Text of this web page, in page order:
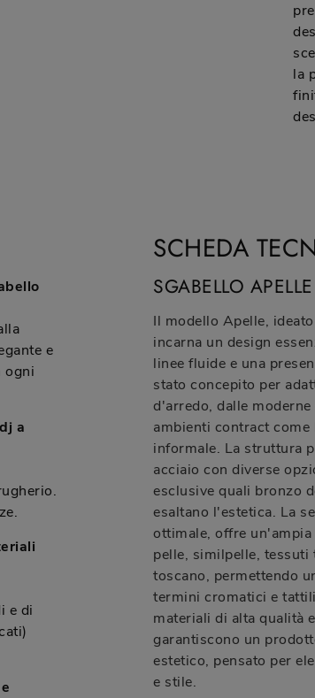
la
e
ogni
a
e di
SCHEDA
SGABELLO APELLE
Il modello Apelle,
incarna un design
linee fluide e una
stato concepito per
d'arredo, dalle
ambienti contract
informale. La struttura
acciaio con diverse
esclusive quali bronzo
esaltano l'estetica. La
ottimale, offre
pelle, similpelle, tessuti
toscano, permettendo
termini cromatici e
materiali di alta qualità
garantiscono un
estetico, pensato per
e stile.